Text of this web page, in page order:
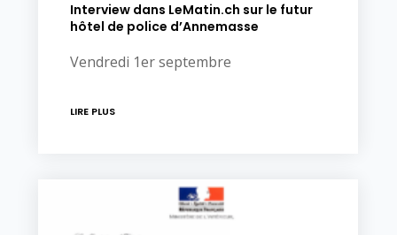
Interview dans LeMatin.ch sur le futur
hôtel de police d’Annemasse
Vendredi 1er septembre
LIRE PLUS